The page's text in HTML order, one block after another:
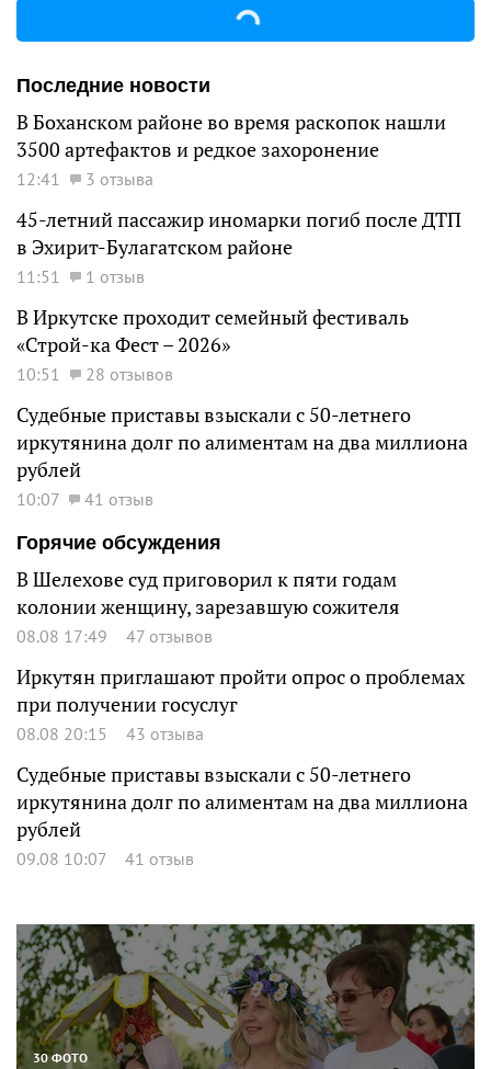
Последние новости
В Боханском районе во время раскопок нашли
3500 артефактов и редкое захоронение
12:41 3 отзыва
45-летний пассажир иномарки погиб после ДТП
в Эхирит-Булагатском районе
11:51 1 отзыв
В Иркутске проходит семейный фестиваль
«Строй-ка Фест – 2026»
10:51 28 отзывов
Судебные приставы взыскали с 50-летнего
иркутянина долг по алиментам на два миллиона
рублей
10:07
41 отзыв
Горячие обсуждения
В Шелехове суд приговорил к пяти годам
колонии женщину, зарезавшую сожителя
08.08 17:49 47 отзывов
Иркутян приглашают пройти опрос о проблемах
при получении госуслуг
08.08 20:15 43 отзыва
Судебные приставы взыскали с 50-летнего
иркутянина долг по алиментам на два миллиона
рублей
09.08 10:07 41 отзыв
30 ФОТО